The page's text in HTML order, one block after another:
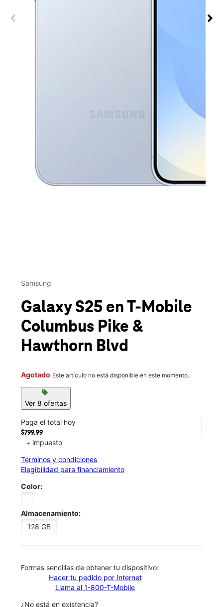
Samsung
Galaxy S25 en T-Mobile
Columbus Pike &
Hawthorn Blvd
Agotado Este artículo no está disponible en este momento.
sell
Ver 8 ofertas
Paga el total hoy
$799.99
+ impuesto
Términos y condiciones
Elegibilidad para financiamiento
Color:
Almacenamiento:
128 GB
​​​​​​​Formas sencillas de obtener tu dispositivo:
Hacer tu pedido por Internet
Llama al 1-800-T-Mobile
¿No está en existencia?